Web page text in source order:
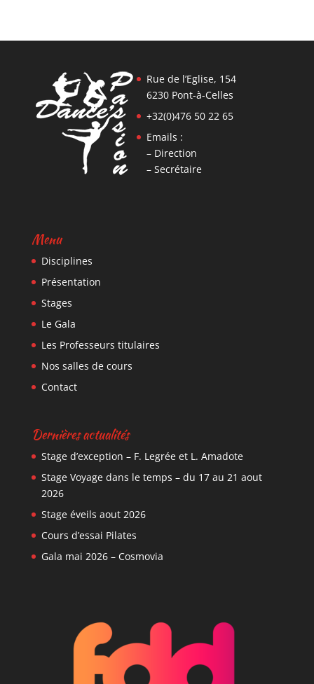
Rue de l’Eglise, 154
6230 Pont-à-Celles
+32(0)476 50 22 65
Emails :
– Direction
– Secrétaire
Menu
Disciplines
Présentation
Stages
Le Gala
Les Professeurs titulaires
Nos salles de cours
Contact
Dernières actualités
Stage d’exception – F. Legrée et L. Amadote
Stage Voyage dans le temps – du 17 au 21 aout
2026
Stage éveils aout 2026
Cours d’essai Pilates
Gala mai 2026 – Cosmovia